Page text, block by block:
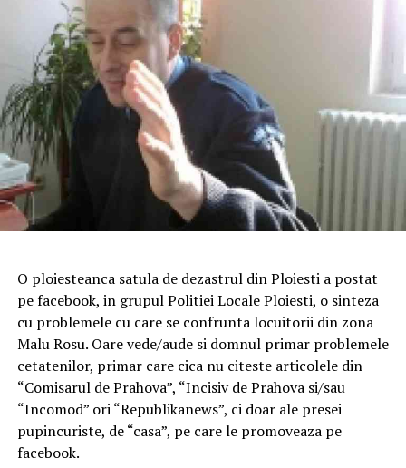
O ploiesteanca satula de dezastrul din Ploiesti a postat
pe facebook, in grupul Politiei Locale Ploiesti, o sinteza
cu problemele cu care se confrunta locuitorii din zona
Malu Rosu. Oare vede/aude si domnul primar problemele
cetatenilor, primar care cica nu citeste articolele din
“Comisarul de Prahova”, “Incisiv de Prahova si/sau
“Incomod” ori “Republikanews”, ci doar ale presei
pupincuriste, de “casa”, pe care le promoveaza pe
facebook.